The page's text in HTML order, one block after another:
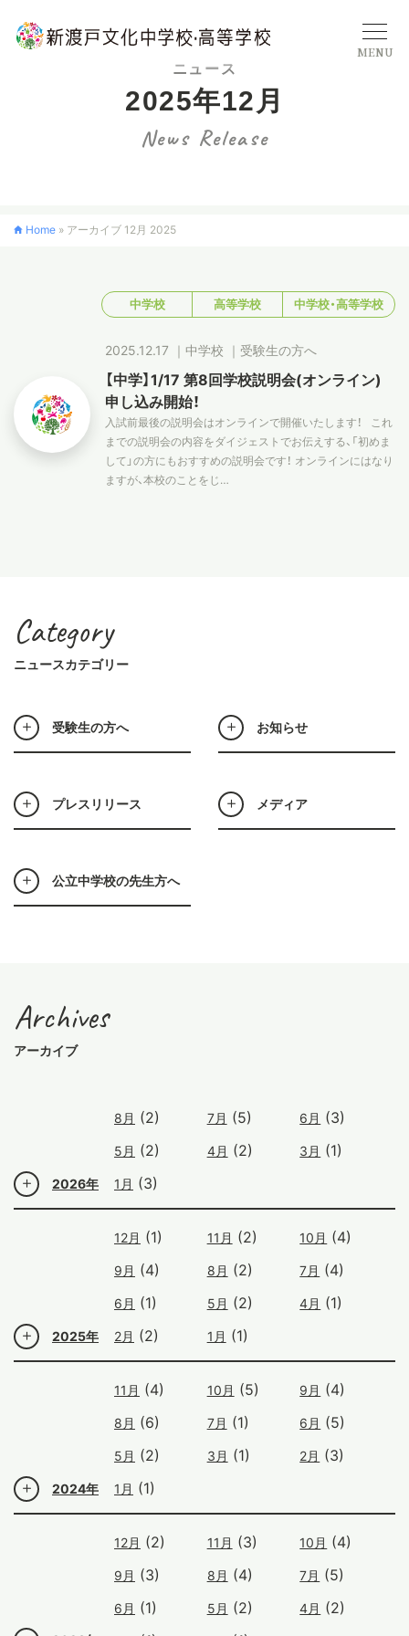
高等学校
クロスカリキュラム
スタディツアー
在校生・保護者・卒業生の方へ
MENU
ニュース
2025年12月
News Release
Home » アーカイブ 12月 2025
中学校 高等学校 中学校・高等学校
2025.12.17 ｜ 中学校 ｜ 受験生の方へ
【中学】1/17 第8回学校説明会(オンライン)
申し込み開始！
入試前最後の説明会はオンラインで開催いたします！ これ
までの説明会の内容をダイジェストでお伝えする、「初めま
して」の方にもおすすめの説明会です！ オンラインにはなり
ますが、本校のことをじ…
Category
ニュースカテゴリー
受験生の方へ お知らせ
プレスリリース メディア
公立中学校の先生方へ
Archives
アーカイブ
2026年
8月 (2) 7月 (5) 6月 (3)
5月 (2) 4月 (2) 3月 (1)
1月 (3)
2025年
12月 (1) 11月 (2) 10月 (4)
9月 (4) 8月 (2) 7月 (4)
6月 (1) 5月 (2) 4月 (1)
2月 (2) 1月 (1)
2024年
11月 (4) 10月 (5) 9月 (4)
8月 (6) 7月 (1) 6月 (5)
5月 (2) 3月 (1) 2月 (3)
1月 (1)
12月 (2) 11月 (3) 10月 (4)
9月 (3) 8月 (4) 7月 (5)
6月 (1) 5月 (2) 4月 (2)